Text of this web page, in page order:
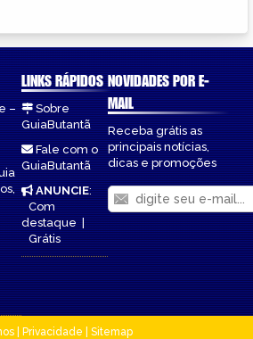
–
LINKS RÁPIDOS
Sobre
GuiaButantã
Fale com o
GuiaButantã
ANUNCIE:
Com
destaque|
Grátis
NOVIDADES POR E-
MAIL
Receba grátis as
principais notícias,
dicas e promoções
| Privacidade
Sitemap